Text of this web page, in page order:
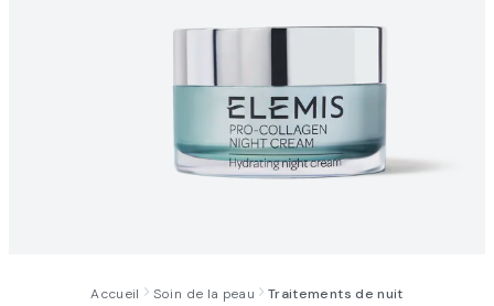
Accueil Soin de la peau Traitements de nuit